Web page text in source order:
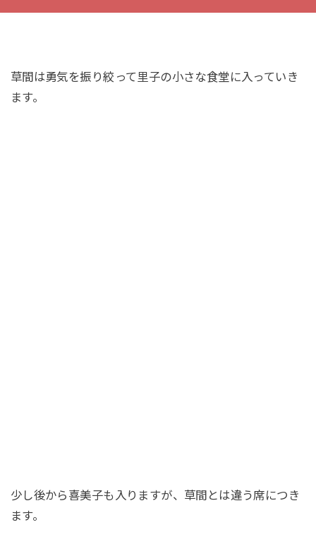
草間は勇気を振り絞って里子の小さな食堂に入っていき
ます。
少し後から喜美子も入りますが、草間とは違う席につき
ます。